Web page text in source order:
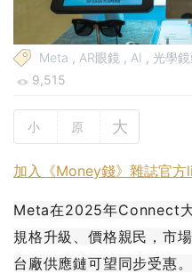
Meta , AR眼鏡 , AI , 光學鏡
9,515
小 原 大
加入《Money錢》雜誌官
Meta在2025年Connect大
規格升級、價格親民，市
台廠供應鏈可望同步受惠。